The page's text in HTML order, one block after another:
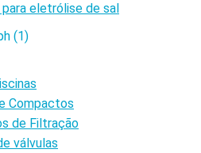
eletrólise de sal
Compactos
de Filtração
válvulas